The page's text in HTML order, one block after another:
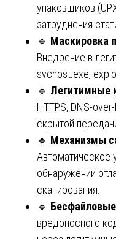
упаковщиков
затруднения
🔹 Маскировка
Внедрение в
svchost.exe,
🔹 Легитимные
HTTPS, DNS-
скрытой
🔹 Механизмы
Автоматическое
обнаружении
сканирования.
🔹 Бесфайловые
вредоносного